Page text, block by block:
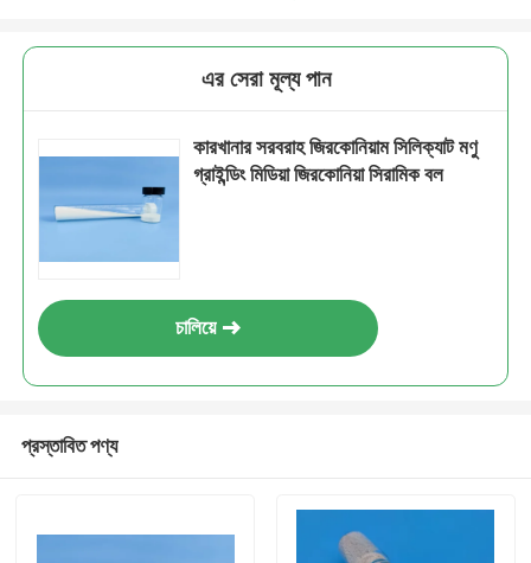
এর সেরা মূল্য পান
কারখানার সরবরাহ জিরকোনিয়াম সিলিক্যাট মণু
গ্রাইন্ডিং মিডিয়া জিরকোনিয়া সিরামিক বল
চালিয়ে
প্রস্তাবিত পণ্য